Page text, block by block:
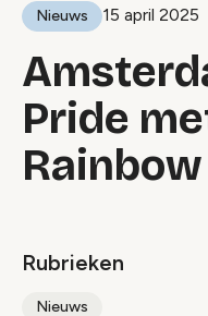
Nieuws 15 april 2025
Pride
Rainbow
Rubrieken
Nieuws